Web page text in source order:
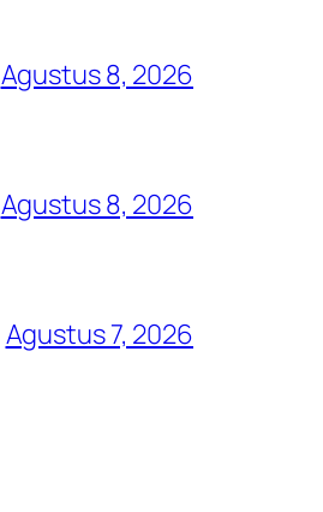
Agustus 8, 2026
Agustus 8, 2026
Agustus 7, 2026